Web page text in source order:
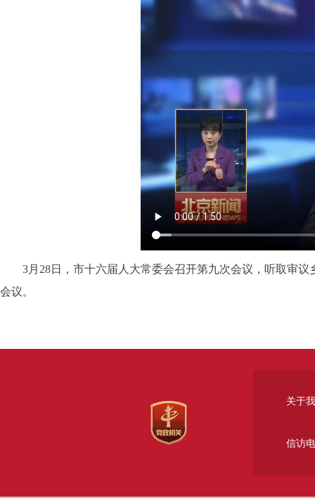
3月28日，市十六届人大常委会召开第九次会议，听取审议
会议。
关于
信访